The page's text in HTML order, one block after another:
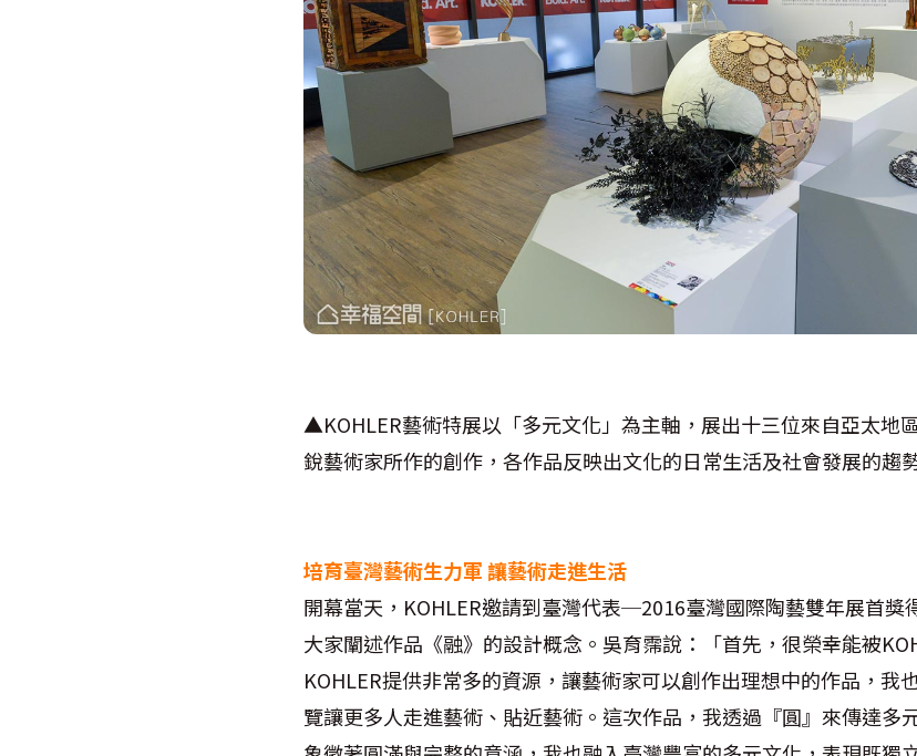
▲KOHLER藝術特展以「多元文化」為主軸，展出十三位來自亞太地
銳藝術家所作的創作，各作品反映出文化的日常生活及社會發展的趨
培育臺灣藝術生力軍 讓藝術走進生活
開幕當天，KOHLER邀請到臺灣代表─2016臺灣國際陶藝雙年展首獎
大家闡述作品《融》的設計概念。吳育霈說：「首先，很榮幸能被
KOHLER提供非常多的資源，讓藝術家可以創作出理想中的作品，我
覽讓更多人走進藝術、貼近藝術。這次作品，我透過『圓』來傳達多